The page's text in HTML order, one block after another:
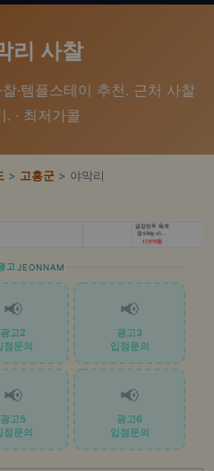
리 사찰
·템플스테이 추천. 근처 사찰
. · 최저가콜
> 고흥군 > 야막리
고JEONNAM
📢
광고2
점문의
📢
광고3
입점문의
📢
광고5
점문의
📢
광고6
입점문의